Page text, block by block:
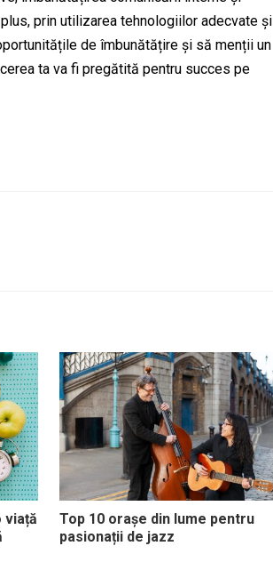
prin utilizarea tehnologiilor adecvate și
de îmbunătățire și să menții un
ta va fi pregătită pentru succes pe
viață
Top 10 orașe din lume pentru
pasionații de jazz